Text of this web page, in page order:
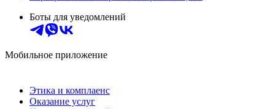
Боты для уведомлений
Мобильное приложение
Этика и комплаенс
Оказание услуг